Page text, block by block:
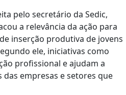
pelo secretário da Sedic,
a relevância da ação para
inserção produtiva de jovens
ele, iniciativas como
profissional e ajudam a
empresas e setores que